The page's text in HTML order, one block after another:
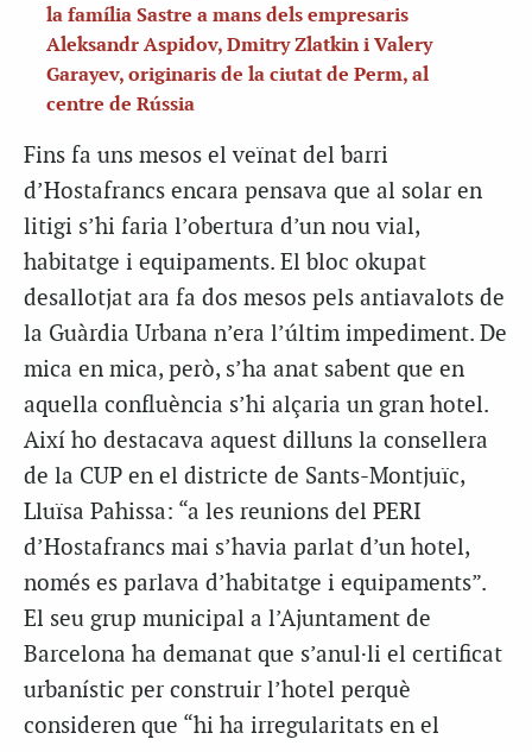
la família Sastre a mans dels empresaris
Aleksandr Aspidov, Dmitry Zlatkin i Valery
Garayev, originaris de la ciutat de Perm, al
centre de Rússia
Fins fa uns mesos el veïnat del barri
d’Hostafrancs encara pensava que al solar en
litigi s’hi faria l’obertura d’un nou vial,
habitatge i equipaments. El bloc okupat
desallotjat ara fa dos mesos pels antiavalots de
la Guàrdia Urbana n’era l’últim impediment. De
mica en mica, però, s’ha anat sabent que en
aquella confluència s’hi alçaria un gran hotel.
Així ho destacava aquest dilluns la consellera
de la CUP en el districte de Sants-Montjuïc,
Lluïsa Pahissa: “a les reunions del PERI
d’Hostafrancs mai s’havia parlat d’un hotel,
només es parlava d’habitatge i equipaments”.
El seu grup municipal a l’Ajuntament de
Barcelona ha demanat que s’anul·li el certificat
urbanístic per construir l’hotel perquè
consideren que “hi ha irregularitats en el